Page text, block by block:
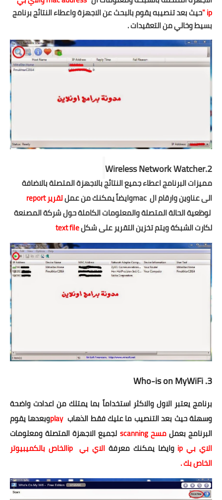
ip
"حيث بعد تنصيبه يقوم بالبحث عن الاجهزة واعطاء النتائج برنامج
بسيط وخالي من التعقيدات .
2.
Wireless Network Watcher
مميزات البرنامج اعطاء جميع النتائج بالاجهزة المتصلة بالاضافة
الى عناوين وارقام ال macوايضاً يمكنك من عملتقريرreport
لوظعية الحالة المتصلة والمعلومات الكاملة حول شركة المصنعة
لكارت الشبكة ويتم تخزين التقرير على شكل
textfile
3.
Who-ison MyWiFi
برنامج يعتبر الاول والاكثر استخداماً بما يمتلك من اعدادت واضحة
وسهلة حيث بعد التنصيب ما عليك فقط الذهاب playوبعدها يقوم
البرنامج بعملمسحscanning لجميع الاجهزة المتصلة ومعلومات
الاي بيipوايضا يمكنك معرفة الاي بي ipالخاص بالكميبيوتر
الخاص بك .